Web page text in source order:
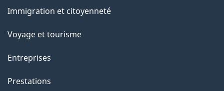
sujets
Immigration et citoyenneté
Voyage et tourisme
Entreprises
Prestations